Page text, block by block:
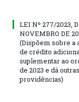
LEI Nº 277/2023,
NOVEMBRO DE
(Dispõem sobre a
de crédito
suplementar ao
de 2023 e dá outras
providências)